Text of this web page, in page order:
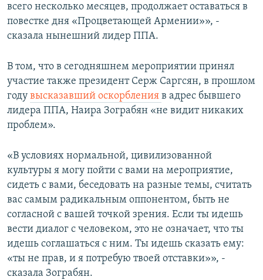
всего несколько месяцев, продолжает оставаться в
повестке дня «Процветающей Армении»», -
сказала нынешний лидер ППА.
В том, что в сегодняшнем мероприятии принял
участие также президент Серж Саргсян, в прошлом
году высказавший оскорбления в адрес бывшего
лидера ППА, Наира Зограбян «не видит никаких
проблем».
«В условиях нормальной, цивилизованной
культуры я могу пойти с вами на мероприятие,
сидеть с вами, беседовать на разные темы, считать
вас самым радикальным оппонентом, быть не
согласной с вашей точкой зрения. Если ты идешь
вести диалог с человеком, это не означает, что ты
идешь соглашаться с ним. Ты идешь сказать ему:
«ты не прав, и я потребую твоей отставки»», -
сказала Зограбян.